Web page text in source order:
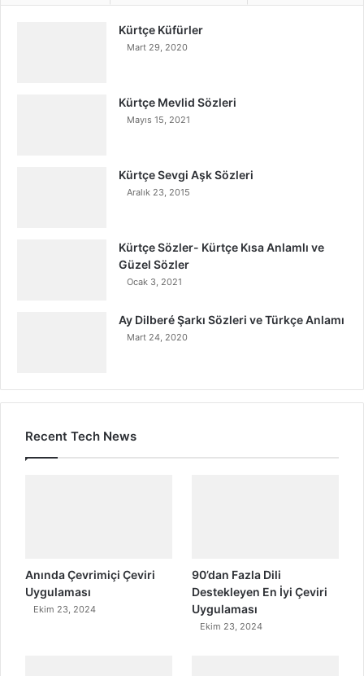
Kürtçe Küfürler
Mart 29, 2020
Kürtçe Mevlid Sözleri
Mayıs 15, 2021
Kürtçe Sevgi Aşk Sözleri
Aralık 23, 2015
Kürtçe Sözler- Kürtçe Kısa Anlamlı ve
Güzel Sözler
Ocak 3, 2021
Ay Dilberé Şarkı Sözleri ve Türkçe Anlamı
Mart 24, 2020
Recent Tech News
Anında Çevrimiçi Çeviri
Uygulaması
Ekim 23, 2024
90’dan Fazla Dili
Destekleyen En İyi Çeviri
Uygulaması
Ekim 23, 2024